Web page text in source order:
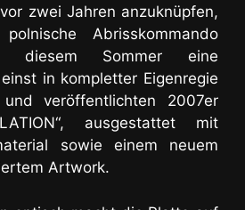
vor zwei Jahren anzuknüpfen,
Abrisskommando
diesem Sommer eine
in kompletter Eigenregie
und veröffentlichten 2007er
ausgestattet mit
sowie einem neuem
Artwork.